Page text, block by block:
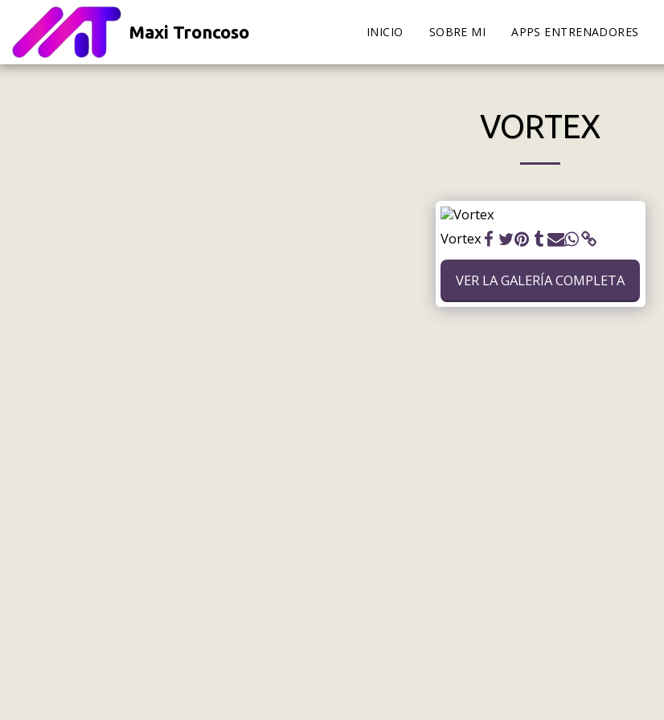
Maxi Troncoso INICIO SOBRE MI APPS ENTRENADORES
VORTEX
Vortex
VER LA GALERÍA COMPLETA